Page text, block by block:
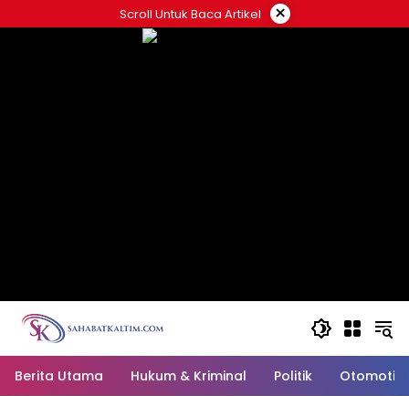
to
Scroll Untuk Baca Artikel ×
Berita Utama Hukum & Kriminal Politik Otomotif